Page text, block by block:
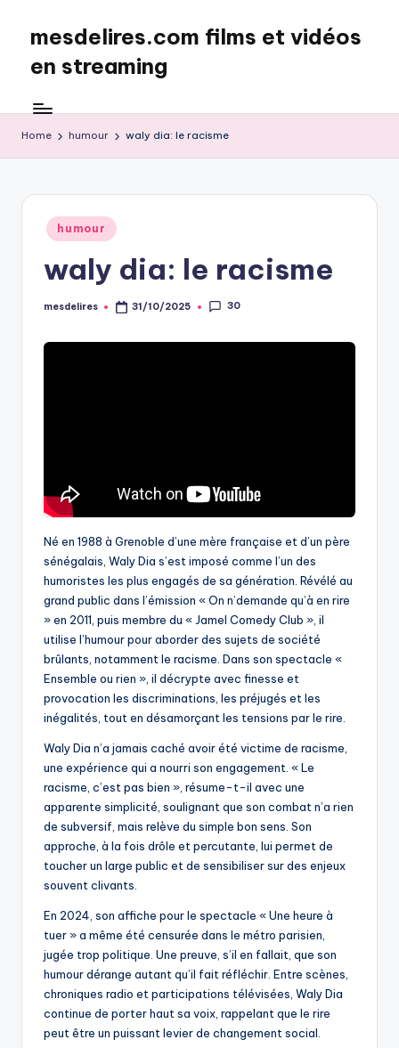
content
mesdelires.com films et vidéos
en streaming
:
film
et
complet
français
Home humour waly dia: le racisme
Posted
in
humour
waly dia: le racisme
Posted
mesdelires 31/10/2025 30
Né en 1988 à Grenoble d’une mère française et d’un père
sénégalais, Waly Dia s’est imposé comme l’un des
humoristes les plus engagés de sa génération. Révélé au
grand public dans l’émission « On n’demande qu’à en rire
» en 2011, puis membre du « Jamel Comedy Club », il
utilise l’humour pour aborder des sujets de société
brûlants, notamment le racisme. Dans son spectacle «
Ensemble ou rien », il décrypte avec finesse et
provocation les discriminations, les préjugés et les
inégalités, tout en désamorçant les tensions par le rire.
Waly Dia n’a jamais caché avoir été victime de racisme,
une expérience qui a nourri son engagement. « Le
racisme, c’est pas bien », résume-t-il avec une
apparente simplicité, soulignant que son combat n’a rien
de subversif, mais relève du simple bon sens. Son
approche, à la fois drôle et percutante, lui permet de
toucher un large public et de sensibiliser sur des enjeux
souvent clivants.
En 2024, son affiche pour le spectacle « Une heure à
tuer » a même été censurée dans le métro parisien,
jugée trop politique. Une preuve, s’il en fallait, que son
humour dérange autant qu’il fait réfléchir. Entre scènes,
chroniques radio et participations télévisées, Waly Dia
continue de porter haut sa voix, rappelant que le rire
peut être un puissant levier de changement social.